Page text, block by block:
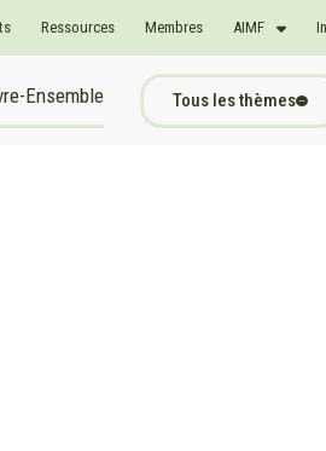
Ressources Membres AIMF
Ensemble Tous les thèmes